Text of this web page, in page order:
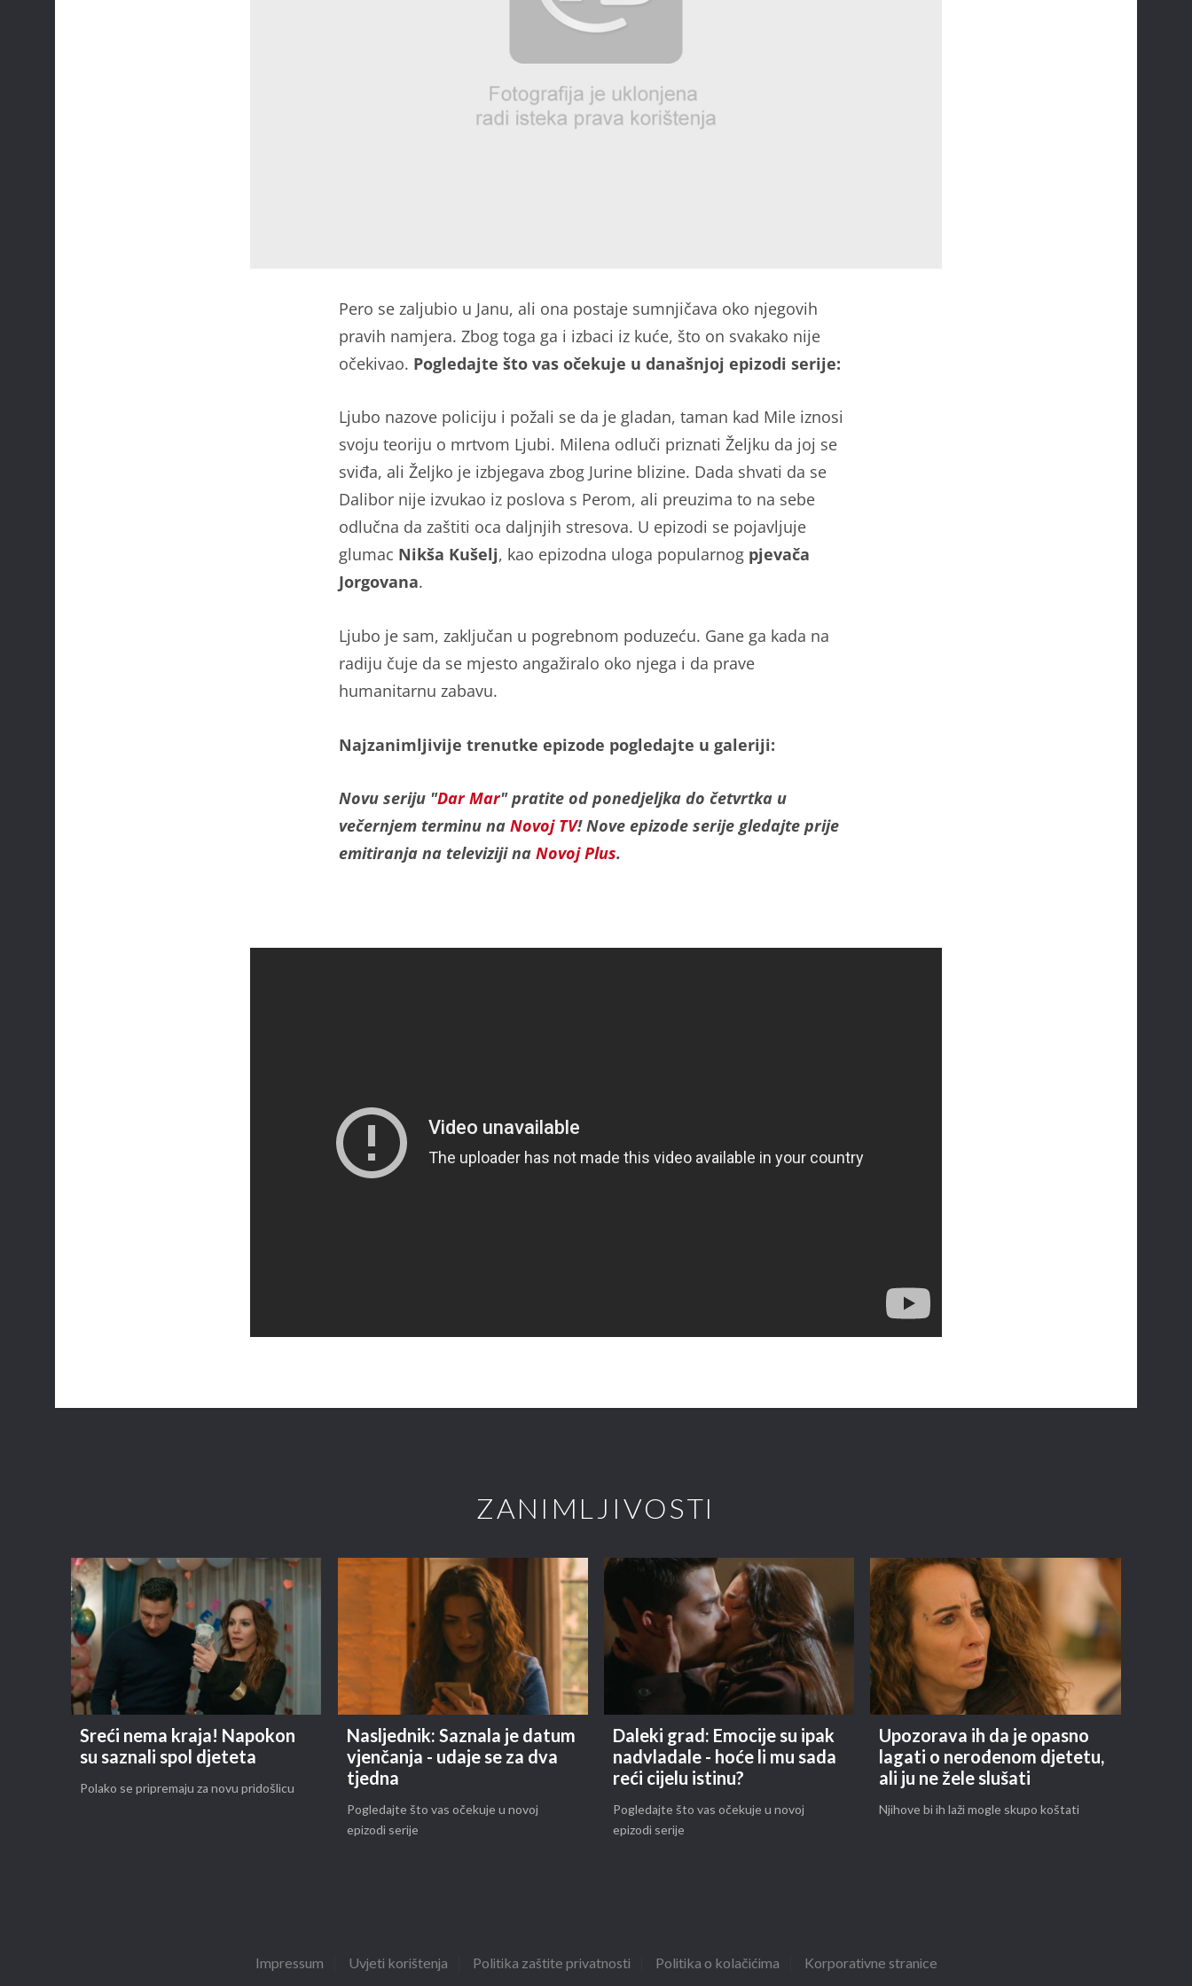
Pero se zaljubio u Janu, ali ona postaje sumnjičava oko njegovih
pravih namjera. Zbog toga ga i izbaci iz kuće, što on svakako nije
očekivao. Pogledajte što vas očekuje u današnjoj epizodi serije:
Ljubo nazove policiju i požali se da je gladan, taman kad Mile iznosi
svoju teoriju o mrtvom Ljubi. Milena odluči priznati Željku da joj se
sviđa, ali Željko je izbjegava zbog Jurine blizine. Dada shvati da se
Dalibor nije izvukao iz poslova s Perom, ali preuzima to na sebe
odlučna da zaštiti oca daljnjih stresova. U epizodi se pojavljuje
glumac Nikša Kušelj, kao epizodna uloga popularnog pjevača
Jorgovana.
Ljubo je sam, zaključan u pogrebnom poduzeću. Gane ga kada na
radiju čuje da se mjesto angažiralo oko njega i da prave
humanitarnu zabavu.
Najzanimljivije trenutke epizode pogledajte u galeriji:
Novu seriju "Dar Mar" pratite od ponedjeljka do četvrtka u
večernjem terminu na Novoj TV! Nove epizode serije gledajte prije
emitiranja na televiziji na Novoj Plus.
ZANIMLJIVOSTI
Sreći nema kraja! Napokon
su saznali spol djeteta
Polako se pripremaju za novu pridošlicu
Nasljednik: Saznala je datum
vjenčanja - udaje se za dva
tjedna
Pogledajte što vas očekuje u novoj
epizodi serije
Daleki grad: Emocije su ipak
nadvladale - hoće li mu sada
reći cijelu istinu?
Pogledajte što vas očekuje u novoj
epizodi serije
Upozorava ih da je opasno
lagati o nerođenom djetetu,
ali ju ne žele slušati
Njihove bi ih laži mogle skupo koštati
Impressum Uvjeti korištenja Politika zaštite privatnosti Politika o kolačićima Korporativne stranice